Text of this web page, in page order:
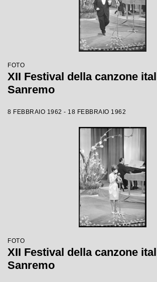
FOTO
XII Festival della canzone
Sanremo
8 FEBBRAIO 1962 - 18 FEBBRAIO 1962
FOTO
XII Festival della canzone
Sanremo